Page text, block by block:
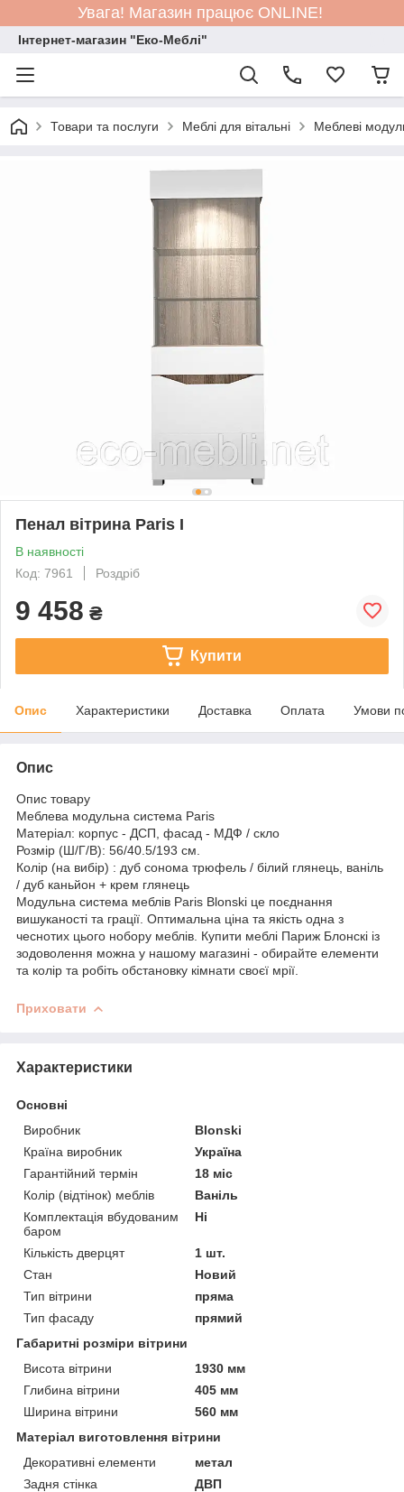
Увага! Магазин працює ONLINE!
Інтернет-магазин "Еко-Меблі"
Товари та послуги Меблі для вітальні Меблеві
Пенал вітрина Paris I
В наявності
Код: 7961
Роздріб
9 458 ₴
Купити
Опис Характеристики Доставка Оплата Умови
Опис
Опис товару
Меблева модульна система Paris
Матеріал: корпус - ДСП, фасад - МДФ / скло
Розмір (Ш/Г/В): 56/40.5/193 см.
Колір (на вибір) : дуб сонома трюфель / білий глянець, ваніль
/ дуб каньйон + крем глянець
Модульна система меблів Paris Blonski це поєднання
вишуканості та грації. Оптимальна ціна та якість одна з
чеснотих цього нобору меблів. Купити меблі Париж Блонскі із
зодоволення можна у нашому магазині - обирайте елементи
та колір та робіть обстановку кімнати своєї мрії.
Приховати
Характеристики
Основні
Виробник
Blonski
Країна виробник
Україна
Гарантійний термін
18 міс
Колір (відтінок) меблів
Ваніль
Комплектація вбудованим
баром
Ні
Кількість дверцят
1 шт.
Стан
Новий
Тип вітрини
пряма
Тип фасаду
прямий
Габаритні розміри вітрини
Висота вітрини
1930 мм
Глибина вітрини
405 мм
Ширина вітрини
560 мм
Матеріал виготовлення вітрини
Декоративні елементи
метал
Задня стінка
ДВП